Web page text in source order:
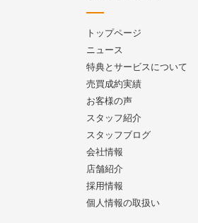
トップページ
ニュース
特典とサービスについて
売買成約実績
お客様の声
スタッフ紹介
スタッフブログ
会社情報
店舗紹介
採用情報
個人情報の取扱い